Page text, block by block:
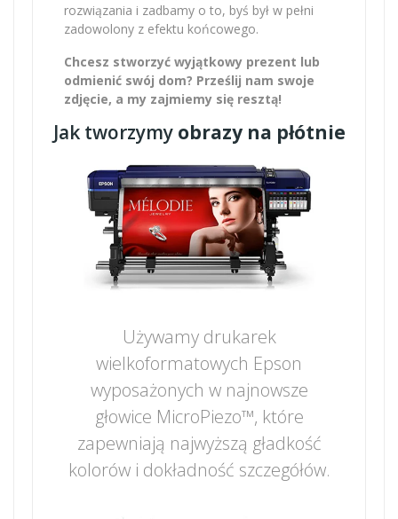
rozwiązania i zadbamy o to, byś był w pełni
zadowolony z efektu końcowego.
Chcesz stworzyć wyjątkowy prezent lub
odmienić swój dom? Prześlij nam swoje
zdjęcie, a my zajmiemy się resztą!
Jak tworzymyobrazy na płótnie
Używamy drukarek
wielkoformatowych Epson
wyposażonych w najnowsze
głowice MicroPiezo™, które
zapewniają najwyższą gładkość
kolorów i dokładność szczegółów.